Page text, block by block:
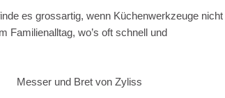
es grossartig, wenn Küchenwerkzeuge nicht
Familienalltag, wo’s oft schnell und